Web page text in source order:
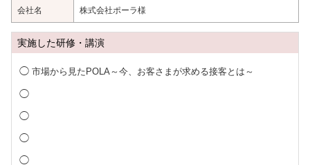
会社名 株式会社ポーラ様
実施した研修・講演
市場から見たPOLA～今、お客さまが求める接客とは～